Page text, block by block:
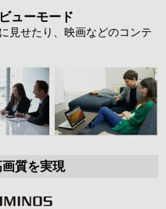
ューモード
見せたり、映画などのコンテ
質を実現